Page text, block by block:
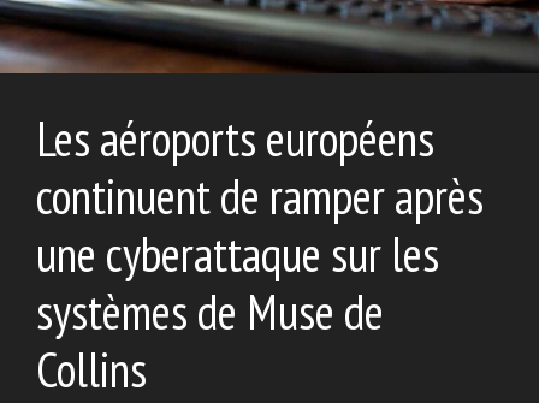
Les aéroports européens
continuent de ramper après
une cyberattaque sur les
systèmes de Muse de
Collins